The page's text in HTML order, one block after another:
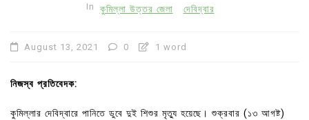
In কুমিল্লা উত্তর জেলা দেবিদ্বার
August 13, 2021 0 1 word
নিজস্ব প্রতিবেদক:
কুমিল্লার দেবিদ্বারে পানিতে ডুবে দুই শিশুর মৃত্যু হয়েছে। শুক্রবার (১৩ আগষ্ট)